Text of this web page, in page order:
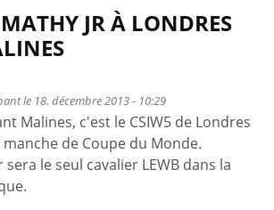
JR À LONDRES
le 18. décembre 2013 - 10:29
Malines, c'est le CSIW5 de Londres
de Coupe du Monde.
sera le seul cavalier LEWB dans la